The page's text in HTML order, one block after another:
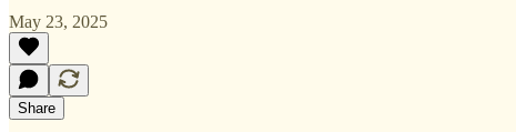
May 23, 2025
Share